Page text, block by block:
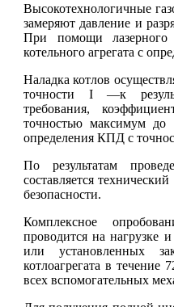
Высокотехнологичные
замеряют давление и
При помощи лазерного
котельного агрегата с
Наладка котлов
точности I —к
требования,
точностью максимум
определения КПД с
По результатам
составляется
безопасности.
Комплексное
проводится на нагрузке
или установленных
котлоагрегата в течение
всех вспомогательных